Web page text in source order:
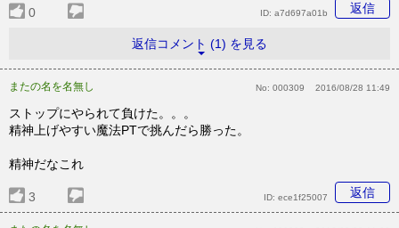
0 返信
ID: a7d697a01b
返信コメント (1) を見る
またの名を名無し No: 000309 2016/08/28 11:49
ストップにやられて負けた。。。
精神上げやすい魔法PTで挑んだら勝った。
精神だなこれ
3 返信
ID: ece1f25007